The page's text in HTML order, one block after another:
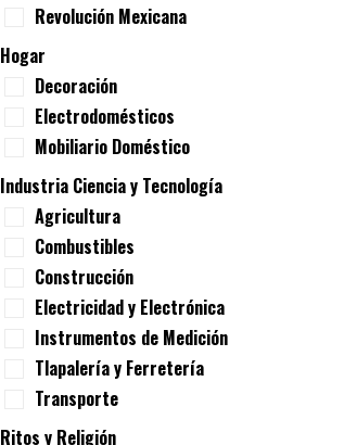
Revolución Mexicana
Hogar
Decoración
Electrodomésticos
Mobiliario Doméstico
Industria Ciencia y Tecnología
Agricultura
Combustibles
Construcción
Electricidad y Electrónica
Instrumentos de Medición
Tlapalería y Ferretería
Transporte
Ritos y Religión